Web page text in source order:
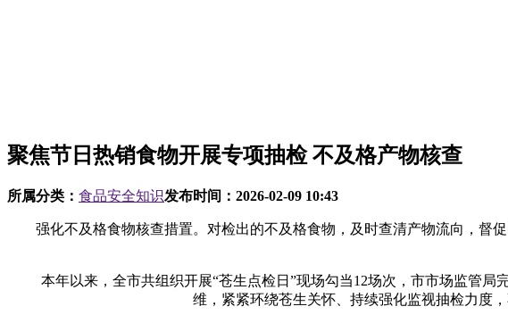
聚焦节日热销食物开展专项抽检 不及格产物核查
所属分类： 食品安全知识发布时间： 2026-02-09 10:43
强化不及格食物核查措置。对检出的不及格食物，及时查清产物流向，督
本年以来，全市共组织开展“苍生点检日”现场勾当12场次，市市场监管局
维，紧紧环绕苍生关怀、持续强化监视抽检力度